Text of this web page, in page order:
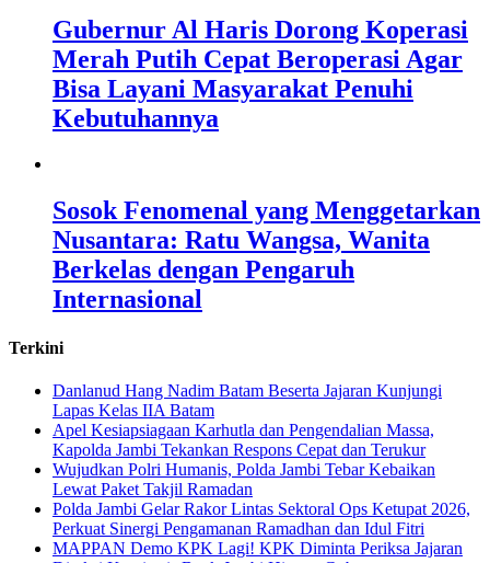
Gubernur Al Haris Dorong Koperasi
Merah Putih Cepat Beroperasi Agar
Bisa Layani Masyarakat Penuhi
Kebutuhannya
Sosok Fenomenal yang Menggetarkan
Nusantara: Ratu Wangsa, Wanita
Berkelas dengan Pengaruh
Internasional
Terkini
Danlanud Hang Nadim Batam Beserta Jajaran Kunjungi
Lapas Kelas IIA Batam
Apel Kesiapsiagaan Karhutla dan Pengendalian Massa,
Kapolda Jambi Tekankan Respons Cepat dan Terukur
Wujudkan Polri Humanis, Polda Jambi Tebar Kebaikan
Lewat Paket Takjil Ramadan
Polda Jambi Gelar Rakor Lintas Sektoral Ops Ketupat 2026,
Perkuat Sinergi Pengamanan Ramadhan dan Idul Fitri
‎MAPPAN Demo KPK Lagi! KPK Diminta Periksa Jajaran